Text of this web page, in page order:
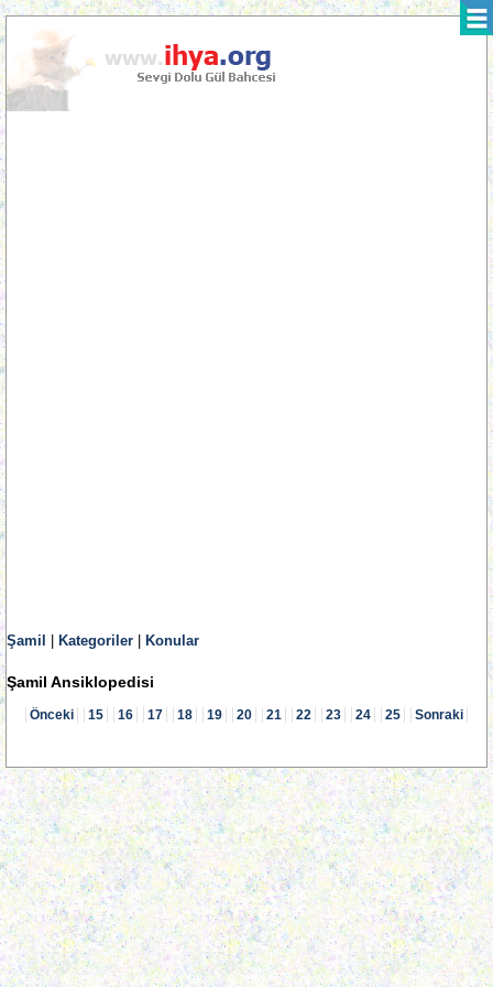
Şamil Kategoriler Konular
Şamil Ansiklopedisi
Önceki 15 16 17 18 19 20 21 22 23 24 25 Sonraki